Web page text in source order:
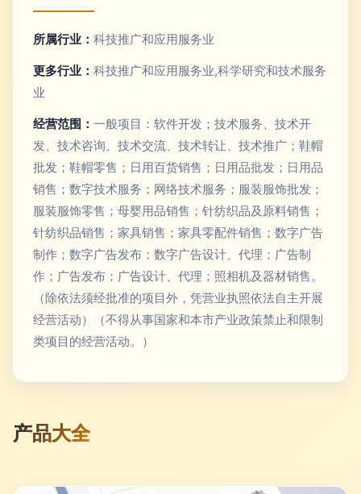
所属行业： 科技推广和应用服务业
更多行业： 科技推广和应用服务业,科学研究和技术服务
业
经营范围： 一般项目：软件开发；技术服务、技术开
发、技术咨询、技术交流、技术转让、技术推广；鞋帽
批发；鞋帽零售；日用百货销售；日用品批发；日用品
销售；数字技术服务；网络技术服务；服装服饰批发；
服装服饰零售；母婴用品销售；针纺织品及原料销售；
针纺织品销售；家具销售；家具零配件销售；数字广告
制作；数字广告发布；数字广告设计、代理；广告制
作；广告发布；广告设计、代理；照相机及器材销售。
（除依法须经批准的项目外，凭营业执照依法自主开展
经营活动）（不得从事国家和本市产业政策禁止和限制
类项目的经营活动。）
产品大全